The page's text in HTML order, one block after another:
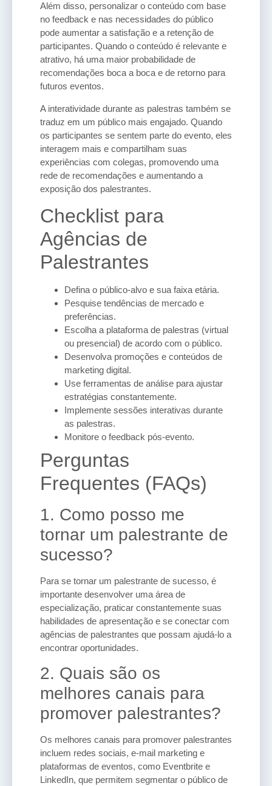
Além disso, personalizar o conteúdo com base
no feedback e nas necessidades do público
pode aumentar a satisfação e a retenção de
participantes. Quando o conteúdo é relevante e
atrativo, há uma maior probabilidade de
recomendações boca a boca e de retorno para
futuros eventos.
A interatividade durante as palestras também se
traduz em um público mais engajado. Quando
os participantes se sentem parte do evento, eles
interagem mais e compartilham suas
experiências com colegas, promovendo uma
rede de recomendações e aumentando a
exposição dos palestrantes.
Checklist para
Agências de
Palestrantes
Defina o público-alvo e sua faixa etária.
Pesquise tendências de mercado e
preferências.
Escolha a plataforma de palestras (virtual
ou presencial) de acordo com o público.
Desenvolva promoções e conteúdos de
marketing digital.
Use ferramentas de análise para ajustar
estratégias constantemente.
Implemente sessões interativas durante
as palestras.
Monitore o feedback pós-evento.
Perguntas
Frequentes (FAQs)
1. Como posso me
tornar um palestrante de
sucesso?
Para se tornar um palestrante de sucesso, é
importante desenvolver uma área de
especialização, praticar constantemente suas
habilidades de apresentação e se conectar com
agências de palestrantes que possam ajudá-lo a
encontrar oportunidades.
2. Quais são os
melhores canais para
promover palestrantes?
Os melhores canais para promover palestrantes
incluem redes sociais, e-mail marketing e
plataformas de eventos, como Eventbrite e
LinkedIn, que permitem segmentar o público de